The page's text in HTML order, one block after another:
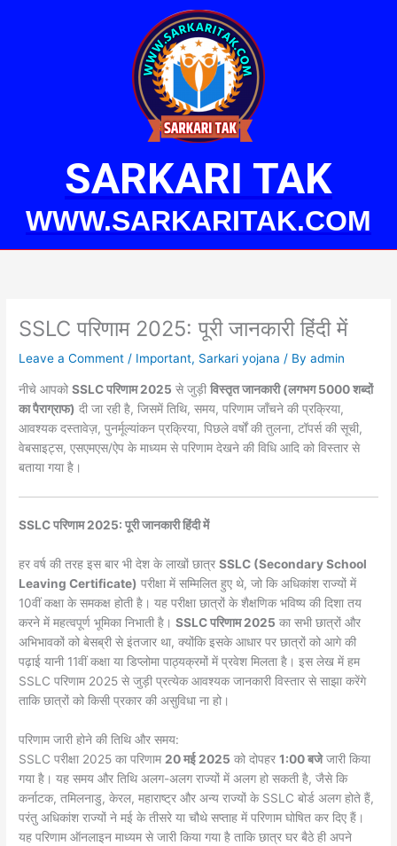
SARKARI TAK
WWW.SARKARITAK.COM
SSLC परिणाम 2025: पूरी जानकारी हिंदी में
Leave a Comment / Important, Sarkari yojana / Byadmin
नीचे आपकोSSLC परिणाम 2025 से जुड़ीविस्तृत जानकारी (लगभग 5000 शब्दों
का पैराग्राफ) दी जा रही है, जिसमें तिथि, समय, परिणाम जाँचने की प्रक्रिया,
आवश्यक दस्तावेज़, पुनर्मूल्यांकन प्रक्रिया, पिछले वर्षों की तुलना, टॉपर्स की सूची,
वेबसाइट्स, एसएमएस/ऐप के माध्यम से परिणाम देखने की विधि आदि को विस्तार से
बताया गया है।
SSLC परिणाम 2025: पूरी जानकारी हिंदी में
हर वर्ष की तरह इस बार भी देश के लाखों छात्रSSLC (Secondary School
Leaving Certificate) परीक्षा में सम्मिलित हुए थे, जो कि अधिकांश राज्यों में
10वीं कक्षा के समकक्ष होती है। यह परीक्षा छात्रों के शैक्षणिक भविष्य की दिशा तय
करने में महत्वपूर्ण भूमिका निभाती है।SSLC परिणाम 2025 का सभी छात्रों और
अभिभावकों को बेसब्री से इंतजार था, क्योंकि इसके आधार पर छात्रों को आगे की
पढ़ाई यानी 11वीं कक्षा या डिप्लोमा पाठ्यक्रमों में प्रवेश मिलता है। इस लेख में हम
SSLC परिणाम 2025 से जुड़ी प्रत्येक आवश्यक जानकारी विस्तार से साझा करेंगे
ताकि छात्रों को किसी प्रकार की असुविधा ना हो।
परिणाम जारी होने की तिथि और समय:
SSLC परीक्षा 2025 का परिणाम 20 मई 2025 को दोपहर1:00 बजेजारी किया
गया है। यह समय और तिथि अलग-अलग राज्यों में अलग हो सकती है, जैसे कि
कर्नाटक, तमिलनाडु, केरल, महाराष्ट्र और अन्य राज्यों के SSLC बोर्ड अलग होते हैं,
परंतु अधिकांश राज्यों ने मई के तीसरे या चौथे सप्ताह में परिणाम घोषित कर दिए हैं।
यह परिणाम ऑनलाइन माध्यम से जारी किया गया है ताकि छात्र घर बैठे ही अपने